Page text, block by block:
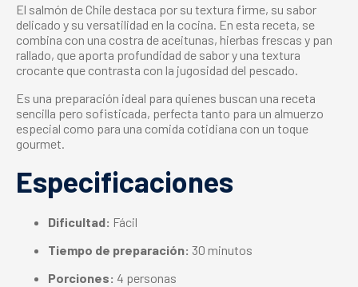
El salmón de Chile destaca por su textura firme, su sabor
delicado y su versatilidad en la cocina. En esta receta, se
combina con una costra de aceitunas, hierbas frescas y pan
rallado, que aporta profundidad de sabor y una textura
crocante que contrasta con la jugosidad del pescado.
Es una preparación ideal para quienes buscan una receta
sencilla pero sofisticada, perfecta tanto para un almuerzo
especial como para una comida cotidiana con un toque
gourmet.
Especificaciones
Dificultad: Fácil
Tiempo de preparación: 30 minutos
Porciones: 4 personas